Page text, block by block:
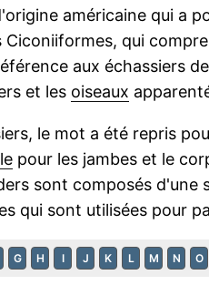
américaine qui a
qui
aux échassiers
et les oiseaux
le mot a été repris
pour les jambes et le
sont composés d'une
qui sont utilisées pour
G H I J K L M N O